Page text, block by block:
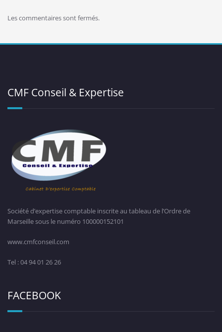
Les commentaires sont fermés.
CMF Conseil & Expertise
Société d’expertise comptable inscrite au tableau de l’Ordre de
Marseille sous le numéro 100000152101
www.cmfconseil.com
Tel : 04 94 01 26 26
FACEBOOK